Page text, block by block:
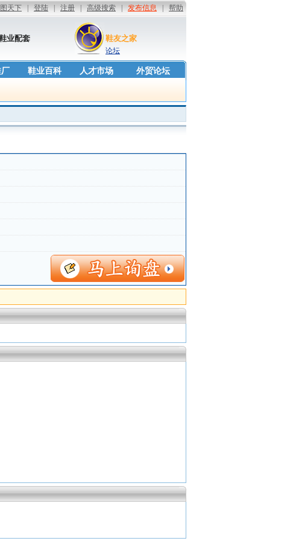
业配套 鞋友之家
论坛
厂 鞋业百科 人才市场 外贸论坛